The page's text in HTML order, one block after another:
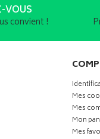
VOUS
convient !
Mes
Mes
Mon
Mes